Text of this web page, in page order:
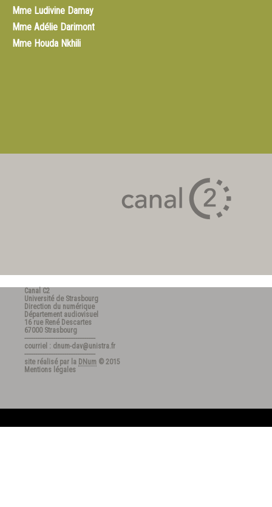
Mme Ludivine Damay
Mme Adélie Darimont
Mme Houda Nkhili
Canal C2
Université de Strasbourg
Direction du numérique
Département audiovisuel
16 rue René Descartes
67000 Strasbourg
---------------------------------------
courriel : dnum-dav@unistra.fr
---------------------------------------
site réalisé par la DNum © 2015
Mentions légales